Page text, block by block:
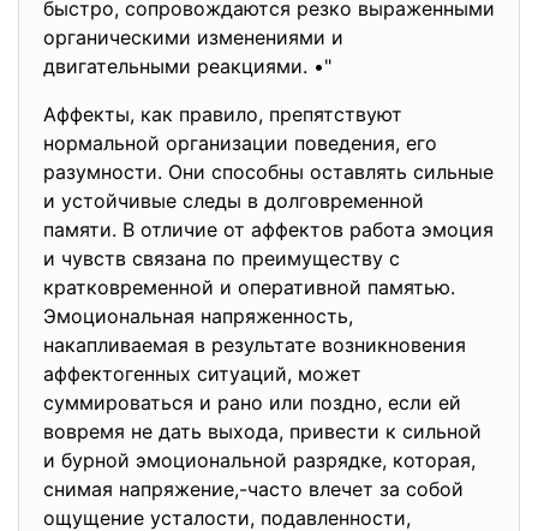
быстро, сопровождаются резко выраженными
органическими изменениями и
двигательными реакциями. •"
Аффекты, как правило, препятствуют
нормальной организации поведения, его
разумности. Они способны оставлять сильные
и устойчивые следы в долговременной
памяти. В отличие от аффектов работа эмоция
и чувств связана по преимуществу с
кратковременной и оперативной памятью.
Эмоциональная напряженность,
накапливаемая в результате возникновения
аффектогенных ситуаций, может
суммироваться и рано или поздно, если ей
вовремя не дать выхода, привести к сильной
и бурной эмоциональной разрядке, которая,
снимая напряжение,-часто влечет за собой
ощущение усталости, подавленности,